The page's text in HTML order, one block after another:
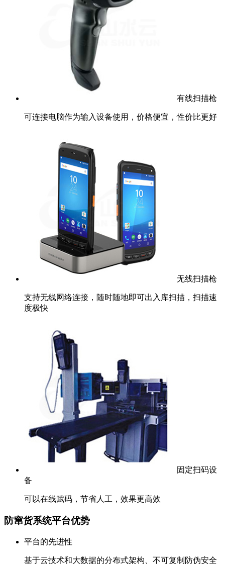
有线扫描枪
可连接电脑作为输入设备使用，价格便宜，性价比更好
无线扫描枪
支持无线网络连接，随时随地即可出入库扫描，扫描速
度极快
固定扫码设
备
可以在线赋码，节省人工，效果更高效
防窜货系统平台优势
平台的先进性
基于云技术和大数据的分布式架构、不可复制防伪安全